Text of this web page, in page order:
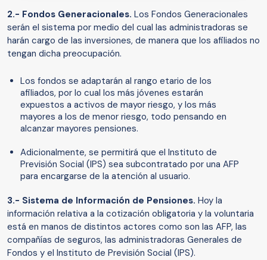
2.- Fondos Generacionales. Los Fondos Generacionales
serán el sistema por medio del cual las administradoras se
harán cargo de las inversiones, de manera que los afiliados no
tengan dicha preocupación.
Los fondos se adaptarán al rango etario de los
afiliados, por lo cual los más jóvenes estarán
expuestos a activos de mayor riesgo, y los más
mayores a los de menor riesgo, todo pensando en
alcanzar mayores pensiones.
Adicionalmente, se permitirá que el Instituto de
Previsión Social (IPS) sea subcontratado por una AFP
para encargarse de la atención al usuario.
3.- Sistema de Información de Pensiones. Hoy la
información relativa a la cotización obligatoria y la voluntaria
está en manos de distintos actores como son las AFP, las
compañías de seguros, las administradoras Generales de
Fondos y el Instituto de Previsión Social (IPS).